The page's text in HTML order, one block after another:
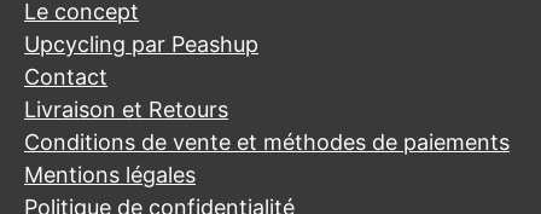
Le concept
Upcycling par Peashup
Contact
Livraison et Retours
Conditions de vente et méthodes de paiements
Mentions légales
Politique de confidentialité